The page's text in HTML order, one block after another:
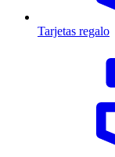
Tarjetas regalo